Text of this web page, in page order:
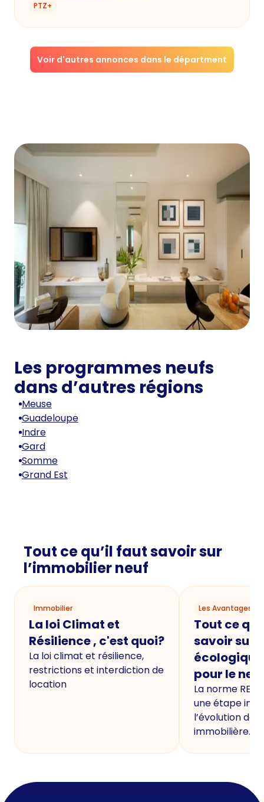
PTZ+
Voir d'autres annonces dans le départment
Les programmes neufs
dans d’autres régions
Meuse
Guadeloupe
Indre
Gard
Somme
Grand Est
Tout ce qu’il faut savoir sur
l’immobilier neuf
Immobilier
La loi Climat et
Résilience , c'est quoi?
La loi climat et résilience,
restrictions et interdiction de
location
Les Avantages
Tout ce
savoir sur
écologique
pour le
La norme
une étape
l’évolution de
immobilière.